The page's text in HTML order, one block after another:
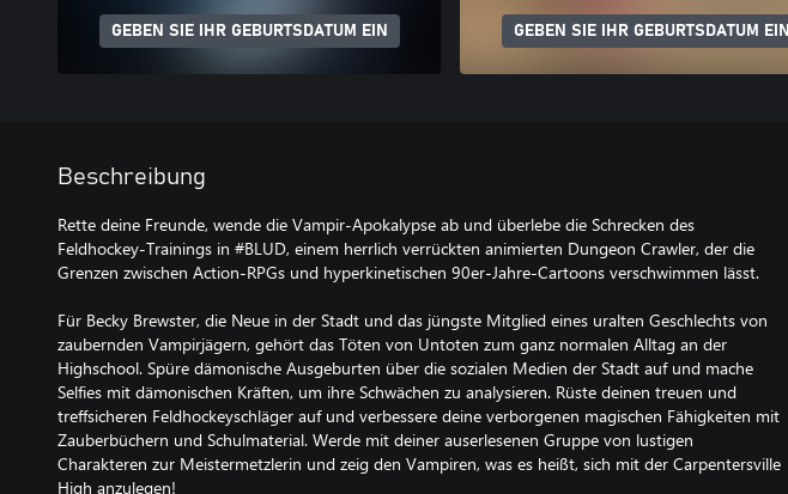
GEBEN SIE IHR GEBURTSDATUM EIN GEBEN SIE IHR GEBURTSDATUM EIN
Beschreibung
Rette deine Freunde, wende die Vampir-Apokalypse ab und überlebe die Schrecken des
Feldhockey-Trainings in #BLUD, einem herrlich verrückten animierten Dungeon Crawler, der die
Grenzen zwischen Action-RPGs und hyperkinetischen 90er-Jahre-Cartoons verschwimmen lässt.
Für Becky Brewster, die Neue in der Stadt und das jüngste Mitglied eines uralten Geschlechts von
zaubernden Vampirjägern, gehört das Töten von Untoten zum ganz normalen Alltag an der
Highschool. Spüre dämonische Ausgeburten über die sozialen Medien der Stadt auf und mache
Selfies mit dämonischen Kräften, um ihre Schwächen zu analysieren. Rüste deinen treuen und
treffsicheren Feldhockeyschläger auf und verbessere deine verborgenen magischen Fähigkeiten mit
Zauberbüchern und Schulmaterial. Werde mit deiner auserlesenen Gruppe von lustigen
Charakteren zur Meistermetzlerin und zeig den Vampiren, was es heißt, sich mit der Carpentersville
High anzulegen!